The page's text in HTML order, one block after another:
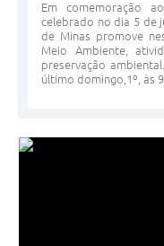
Em comemoração
celebrado no dia 5 de
de Minas promove
Meio Ambiente,
preservação
último domingo,1º, às